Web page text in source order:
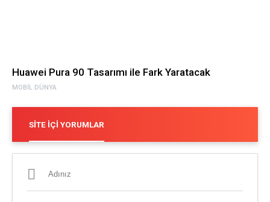
MOBIL DÜNYA
Huawei Pura 90 Tasarımı ile Fark Yaratacak
SITE İÇI YORUMLAR